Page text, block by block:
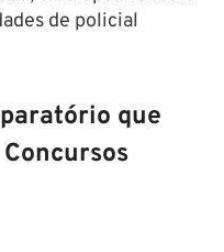
de policial
que